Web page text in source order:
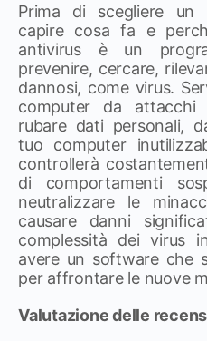
Prima di scegliere un
capire cosa fa e
antivirus è un
prevenire, cercare,
dannosi, come virus.
computer da attacchi
rubare dati personali,
tuo computer
controllerà
di comportamenti
neutralizzare le
causare danni
complessità dei virus
avere un software che
per affrontare le nuove
Valutazione delle